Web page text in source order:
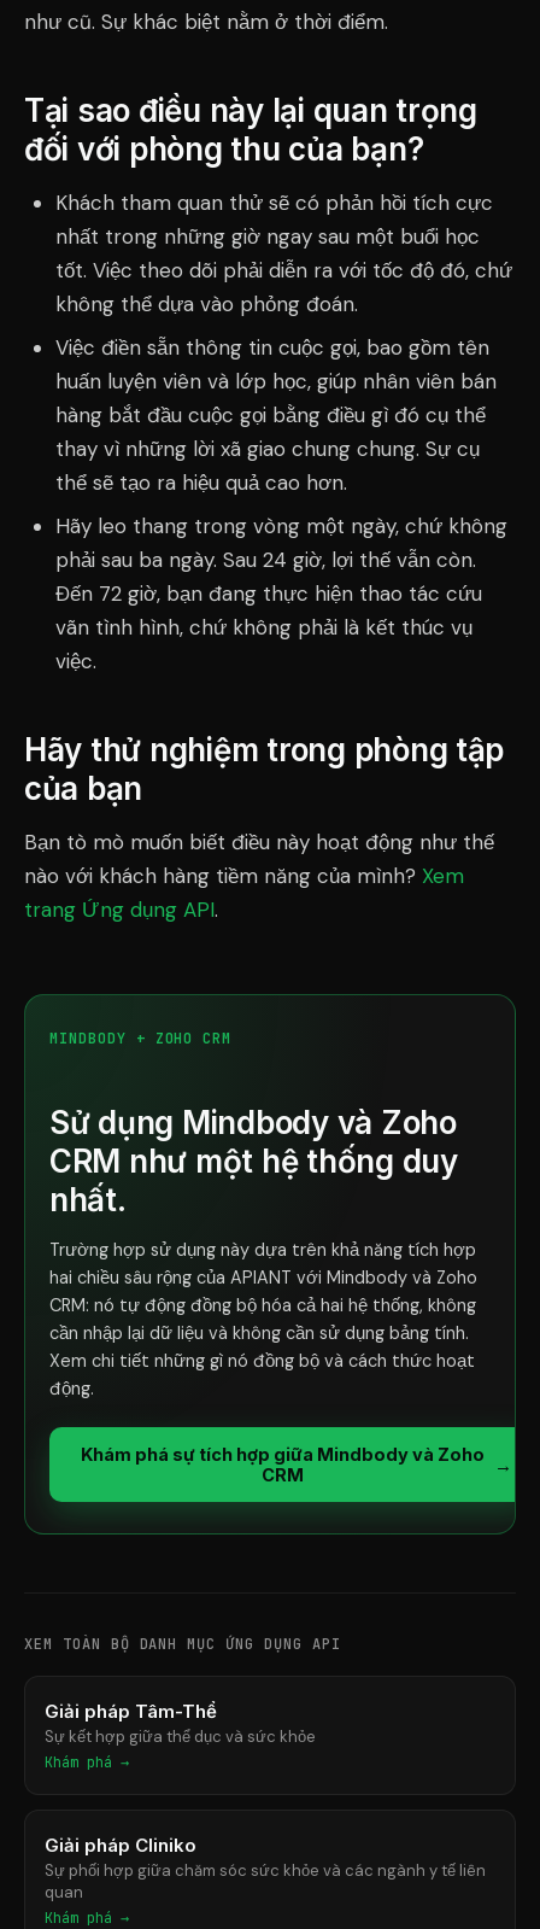
như cũ. Sự khác biệt nằm ở thời điểm.
Tại sao điều này lại quan trọng
đối với phòng thu của bạn?
Khách tham quan thử sẽ có phản hồi tích cực
nhất trong những giờ ngay sau một buổi học
tốt. Việc theo dõi phải diễn ra với tốc độ đó, chứ
không thể dựa vào phỏng đoán.
Việc điền sẵn thông tin cuộc gọi, bao gồm tên
huấn luyện viên và lớp học, giúp nhân viên bán
hàng bắt đầu cuộc gọi bằng điều gì đó cụ thể
thay vì những lời xã giao chung chung. Sự cụ
thể sẽ tạo ra hiệu quả cao hơn.
Hãy leo thang trong vòng một ngày, chứ không
phải sau ba ngày. Sau 24 giờ, lợi thế vẫn còn.
Đến 72 giờ, bạn đang thực hiện thao tác cứu
vãn tình hình, chứ không phải là kết thúc vụ
việc.
Hãy thử nghiệm trong phòng tập
của bạn
Bạn tò mò muốn biết điều này hoạt động như thế
nào với khách hàng tiềm năng của mình? Xem
trang Ứng dụng API.
MINDBODY + ZOHO CRM
Sử dụng Mindbody và Zoho
CRM như một hệ thống duy
nhất.
Trường hợp sử dụng này dựa trên khả năng tích hợp
hai chiều sâu rộng của APIANT với Mindbody và Zoho
CRM: nó tự động đồng bộ hóa cả hai hệ thống, không
cần nhập lại dữ liệu và không cần sử dụng bảng tính.
Xem chi tiết những gì nó đồng bộ và cách thức hoạt
động.
Khám phá sự tích hợp giữa Mindbody và Zoho
CRM
→
XEM TOÀN BỘ DANH MỤC ỨNG DỤNG API
Giải pháp Tâm-Thể
Sự kết hợp giữa thể dục và sức khỏe
Khám phá →
Giải pháp Cliniko
Sự phối hợp giữa chăm sóc sức khỏe và các ngành y tế liên
quan
Khám phá →